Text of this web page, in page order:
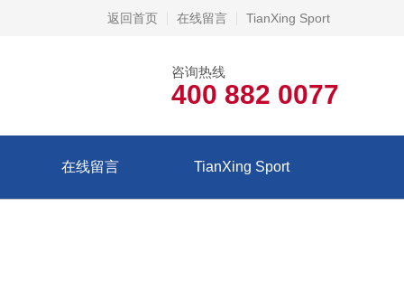
返回首页 在线留言 TianXing Sport
咨询热线
400 882 0077
在线留言 TianXing Sport